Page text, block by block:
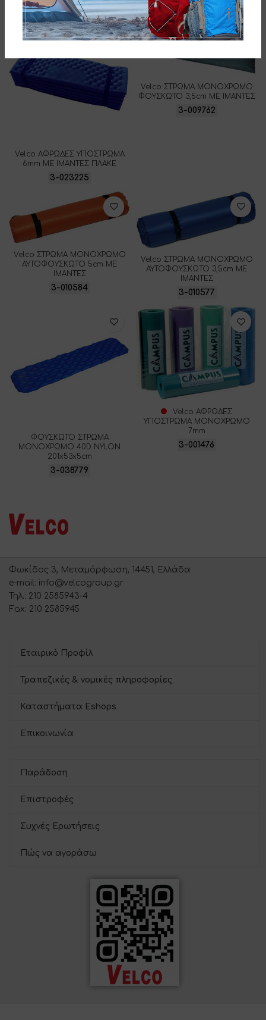
3-001551
Velco ΑΦΡΩΔΕΣ ΥΠΟΣΤΡΩΜΑ
6mm ΜΕ ΙΜΑΝΤΕΣ ΠΛΑΚΕ
3-023225
Velco ΣΤΡΩΜΑ ΜΟΝΟΧΡΩΜΟ
ΦΟΥΣΚΩΤΟ 3,5cm ΜΕ ΙΜΑΝΤΕΣ
3-009762
Velco ΣΤΡΩΜΑ ΜΟΝΟΧΡΩΜΟ
ΑΥΤΟΦΟΥΣΚΩΤΟ 5cm ΜΕ
ΙΜΑΝΤΕΣ
3-010584
Velco ΣΤΡΩΜΑ ΜΟΝΟΧΡΩΜΟ
ΑΥΤΟΦΟΥΣΚΩΤΟ 3,5cm ΜΕ
ΙΜΑΝΤΕΣ
3-010577
ΦΟΥΣΚΩΤΟ ΣΤΡΩΜΑ
ΜΟΝΟΧΡΩΜΟ 40D NYLON
201x53x5cm
3-038779
Velco ΑΦΡΩΔΕΣ
ΥΠΟΣΤΡΩΜΑ ΜΟΝΟΧΡΩΜΟ
7mm
3-001476
Φωκίδος 3, Μεταμόρφωση, 14451, Ελλάδα
e-mail: info@velcogroup.gr
Τηλ.: 210 2585943-4
Fax: 210 2585945
Εταιρικό Προφίλ
Τραπεζικές & νομικές πληροφορίες
Καταστήματα Eshops
Επικοινωνία
Παράδοση
Επιστροφές
Συχνές Ερωτήσεις
Πώς να αγοράσω